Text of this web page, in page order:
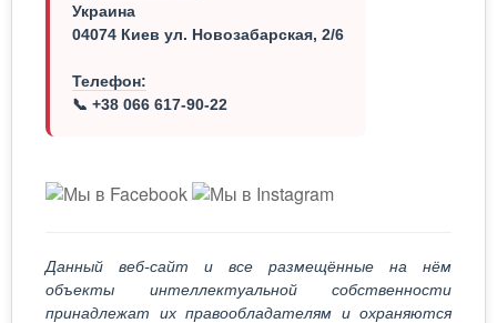
Украина
04074 Киев ул. Новозабарская, 2/6
Телефон:
📞 +38 066 617-90-22
Данный веб-сайт и все размещённые на нём
объекты интеллектуальной собственности
принадлежат их правообладателям и охраняются